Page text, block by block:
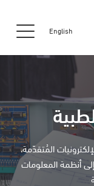
English
المُتقدّمة،
أنظمة المعلومات